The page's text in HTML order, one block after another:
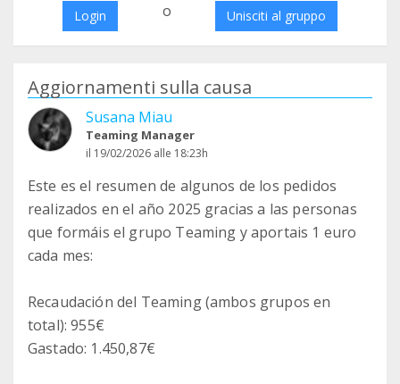
Login o Unisciti al gruppo
Aggiornamenti sulla causa
Susana Miau
Teaming Manager
il 19/02/2026 alle 18:23h
Este es el resumen de algunos de los pedidos
realizados en el año 2025 gracias a las personas
que formáis el grupo Teaming y aportais 1 euro
cada mes:
Recaudación del Teaming (ambos grupos en
total): 955€
Gastado: 1.450,87€